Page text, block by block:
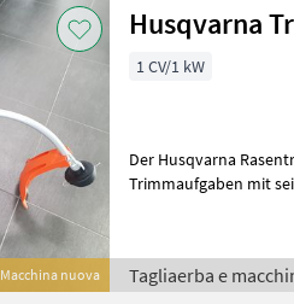
Macchina nuova
Husqvarna
1 CV/1 kW
Der Husqvarna
Trimmaufgaben mit
Tagliaerba e